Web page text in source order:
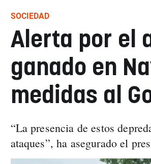
SOCIEDAD
Alerta por el
ganado en
medidas al
“La presencia de estos
ataques”, ha asegurado el